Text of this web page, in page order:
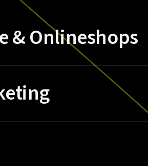
& Onlineshops